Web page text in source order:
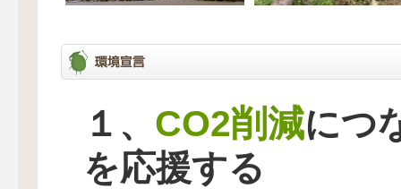
１、 CO2削減につ
を応援する